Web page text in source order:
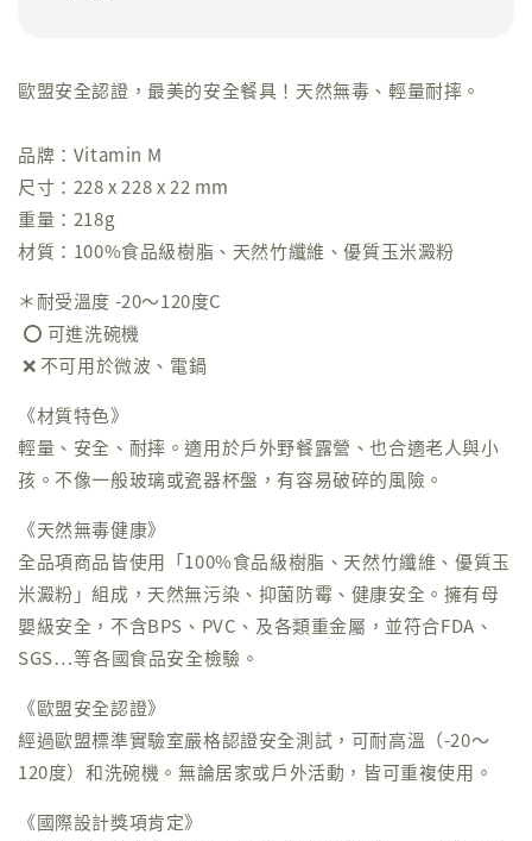
歐盟安全認證，最美的安全餐具！天然無毒、輕量耐摔。
品牌：Vitamin M
尺寸：228 x 228 x 22 mm
重量：218g
材質：100%食品級樹脂、天然竹纖維、優質玉米澱粉
＊耐受溫度 -20～120度C
⭕️ 可進洗碗機
❌ 不可用於微波、電鍋
《材質特色》
輕量、安全、耐摔。適用於戶外野餐露營、也合適老人與小
孩。不像一般玻璃或瓷器杯盤，有容易破碎的風險。
《天然無毒健康》
全品項商品皆使用「100%食品級樹脂、天然竹纖維、優質玉
米澱粉」組成，天然無污染、抑菌防霉、健康安全。擁有母
嬰級安全，不含BPS、PVC、及各類重金屬，並符合FDA、
SGS⋯等各國食品安全檢驗。
《歐盟安全認證》
經過歐盟標準實驗室嚴格認證安全測試，可耐高溫（-20～
120度）和洗碗機。無論居家或戶外活動，皆可重複使用。
《國際設計獎項肯定》